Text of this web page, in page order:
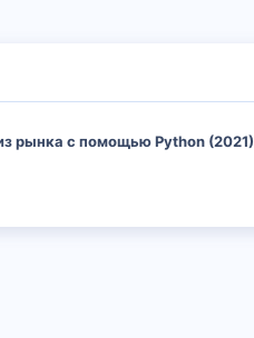
рынка с помощью Python (2021)